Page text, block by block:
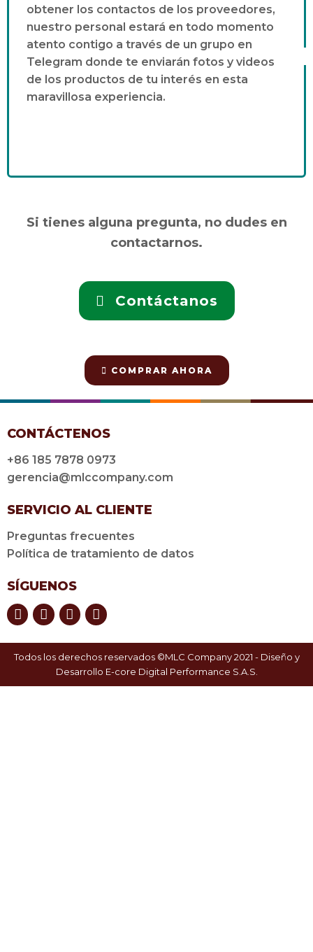
obtener los contactos de los proveedores,
nuestro personal estará en todo momento
atento contigo a través de un grupo en
Telegram donde te enviarán fotos y videos
de los productos de tu interés en esta
maravillosa experiencia.
Si tienes alguna pregunta, no dudes en
contactarnos.
Contáctanos
COMPRAR AHORA
CONTÁCTENOS
+86 185 7878 0973
gerencia@mlccompany.com
SERVICIO AL CLIENTE
Preguntas frecuentes
Política de tratamiento de datos
SÍGUENOS
Todos los derechos reservados ©MLC Company 2021 - Diseño y
Desarrollo E-core Digital Performance S.A.S.